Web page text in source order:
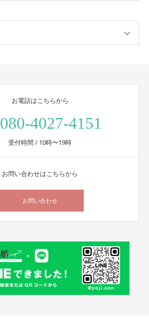
お電話はこちらから
080-4027-4151
受付時間 / 10時〜19時
お問い合わせはこちらから
お問い合わせ